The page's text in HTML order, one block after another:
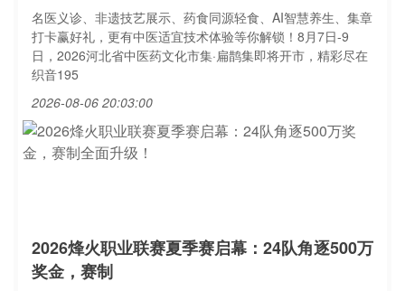
名医义诊、非遗技艺展示、药食同源轻食、AI智慧养生、集章
打卡赢好礼，更有中医适宜技术体验等你解锁！8月7日-9
日，2026河北省中医药文化市集·扁鹊集即将开市，精彩尽在
织音195
2026-08-06 20:03:00
2026烽火职业联赛夏季赛启幕：24队角逐500万
奖金，赛制